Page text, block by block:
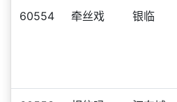
60554 牵丝戏 银临